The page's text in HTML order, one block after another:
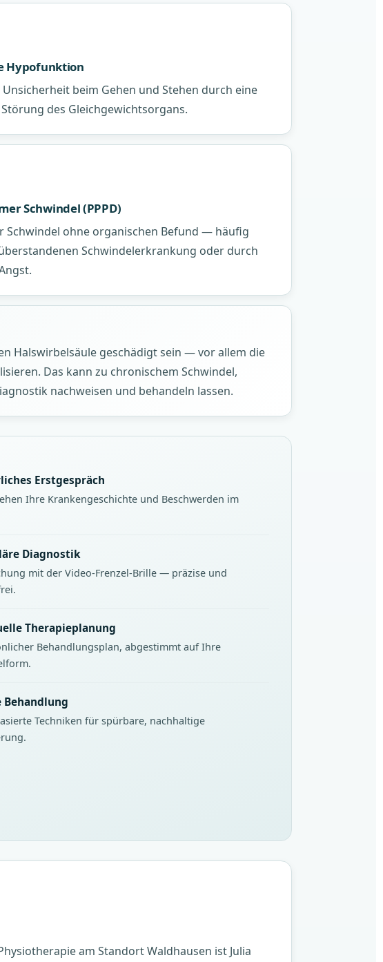
Hypofunktion
beim Gehen und Stehen durch eine
des Gleichgewichtsorgans.
Schwindel (PPPD)
Schwindel ohne organischen Befund — häufig
Schwindelerkrankung oder durch
Halswirbelsäule geschädigt sein — vor allem die
Das kann zu chronischem Schwindel,
nachweisen und behandeln lassen.
Erstgespräch
Ihre Krankengeschichte und Beschwerden im
Diagnostik
mit der Video-Frenzel-Brille — präzise und
Therapieplanung
Behandlungsplan, abgestimmt auf Ihre
Behandlung
Techniken für spürbare, nachhaltige
am Standort Waldhausen ist Julia